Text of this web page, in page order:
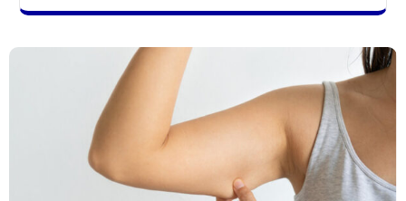
pourrait
la
propagation